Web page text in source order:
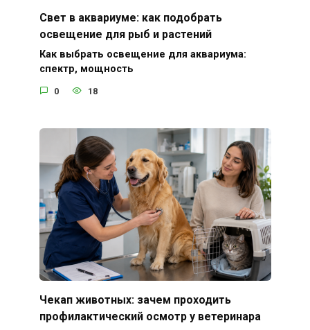
Свет в аквариуме: как подобрать
освещение для рыб и растений
Как выбрать освещение для аквариума:
спектр, мощность
0 18
Чекап животных: зачем проходить
профилактический осмотр у ветеринара